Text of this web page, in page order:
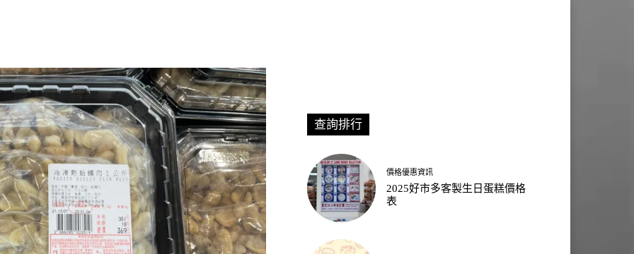
查詢排行
價格優惠資訊
2025好市多客製生日蛋糕價格
表